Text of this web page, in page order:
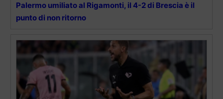
Palermo umiliato al Rigamonti, il 4-2 di Brescia è il
punto di non ritorno